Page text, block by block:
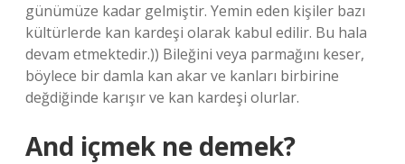
günümüze kadar gelmiştir. Yemin eden kişiler bazı
kültürlerde kan kardeşi olarak kabul edilir. Bu hala
devam etmektedir.)) Bileğini veya parmağını keser,
böylece bir damla kan akar ve kanları birbirine
değdiğinde karışır ve kan kardeşi olurlar.
And içmek ne demek?